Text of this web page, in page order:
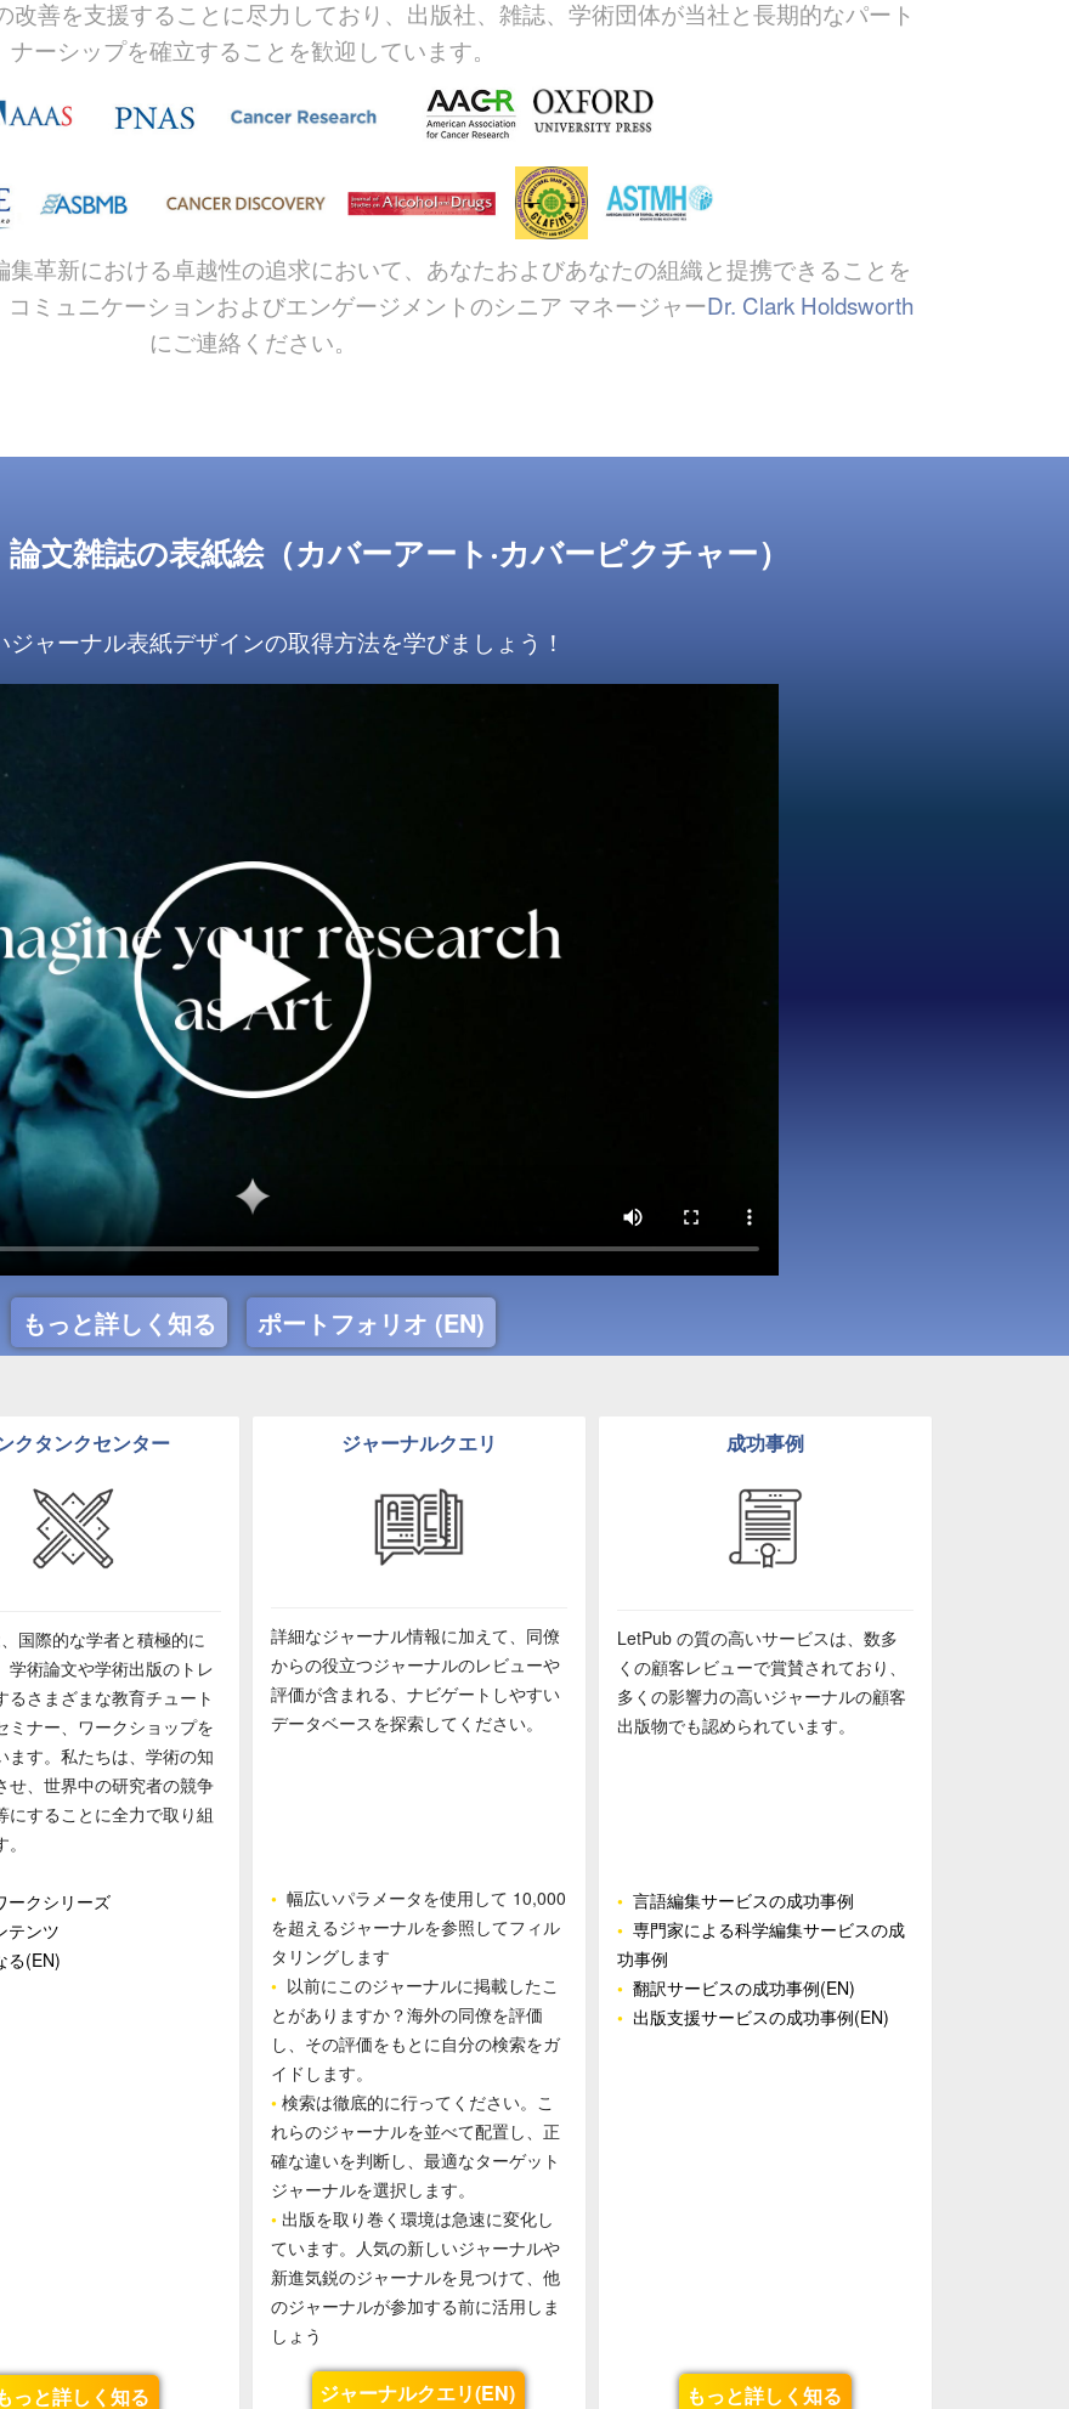
善を支援することに尽力しており、出版社、雑誌、学術団体が当社と長期的なパート
ナーシップを確立することを歓迎しています。
革新における卓越性の追求において、あなたおよびあなたの組織と提携できることを
ミュニケーションおよびエンゲージメントのシニア マネージャーDr. Clark Holdsworth
にご連絡ください。
文雑誌の表紙絵（カバーアート‧カバーピクチャー）
ジャーナル表紙デザインの取得方法を学びましょう！
もっと詳しく知る ポートフォリオ (EN)
クタンクセンター
国際的な学者と積極的に
学術論文や学術出版のトレ
るさまざまな教育チュート
ミナー、ワークショップを
ます。私たちは、学術の知
せ、世界中の研究者の競争
にすることに全力で取り組
ークシリーズ
テンツ
る(EN)
っと詳しく知る
ジャーナルクエリ
詳細なジャーナル情報に加えて、同僚
からの役立つジャーナルのレビューや
評価が含まれる、ナビゲートしやすい
データベースを探索してください。
• 幅広いパラメータを使用して 10,000
を超えるジャーナルを参照してフィル
タリングします
• 以前にこのジャーナルに掲載したこ
とがありますか？海外の同僚を評価
し、その評価をもとに自分の検索をガ
イドします。
• 検索は徹底的に行ってください。こ
れらのジャーナルを並べて配置し、正
確な違いを判断し、最適なターゲット
ジャーナルを選択します。
• 出版を取り巻く環境は急速に変化し
ています。人気の新しいジャーナルや
新進気鋭のジャーナルを見つけて、他
のジャーナルが参加する前に活用しま
しょう
ジャーナルクエリ(EN)
成功事例
LetPub の質の高いサービスは、数多
くの顧客レビューで賞賛されており、
多くの影響力の高いジャーナルの顧客
出版物でも認められています。
• 言語編集サービスの成功事例
• 専門家による科学編集サービスの成
功事例
• 翻訳サービスの成功事例(EN)
• 出版支援サービスの成功事例(EN)
もっと詳しく知る